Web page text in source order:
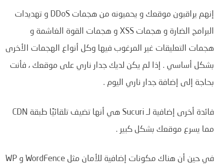
إنهم يراقبون موقعك و يحميونه من هجمات DDoS و تهديدات
البرامج الضارة و هجمات XSS و هجمات القوة الغاشمة و
هجمات التعليقات غير المرغوب فيها وكل أنواع الهجمات الأخرى
بشكل أساسي . إذا لم يكن لديك جدار ناري على موقعك ، فأنت
بحاجة إلى إضافة جدار ناري اليوم .
فائدة أخرى إضافية لـ Sucuri هي أنها تضيف تلقائيًا طبقة CDN
مما يسرع موقعك بشكل كبير .
في حين أن هناك مكونات إضافية للأمان مثل WordFence و WP